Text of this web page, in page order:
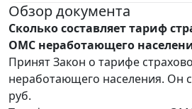
Обзор документа
Сколько составляет тариф
ОМС неработающего
Принят Закон о тарифе
неработающего населения. Он
руб.